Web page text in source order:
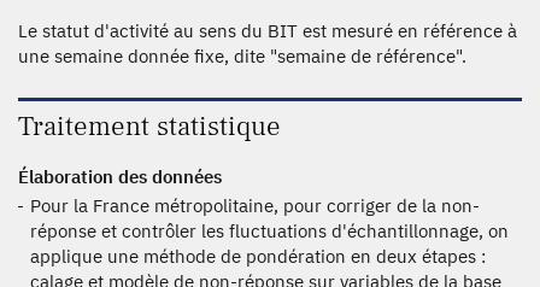
Le statut d'activité au sens du BIT est mesuré en référence à
une semaine donnée fixe, dite "semaine de référence".
Traitement statistique
Élaboration des données
Pour la France métropolitaine, pour corriger de la non-
réponse et contrôler les fluctuations d'échantillonnage, on
applique une méthode de pondération en deux étapes :
calage et modèle de non-réponse sur variables de la base